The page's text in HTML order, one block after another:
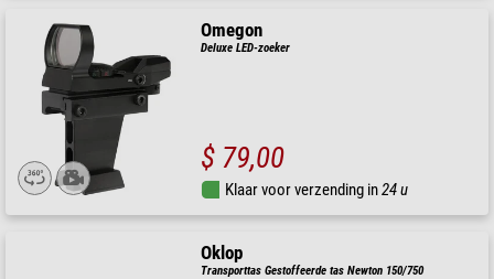
Omegon
Deluxe LED-zoeker
$ 79,00
Klaar voor verzending in24 u
Oklop
Transporttas Gestoffeerde tas Newton 150/750